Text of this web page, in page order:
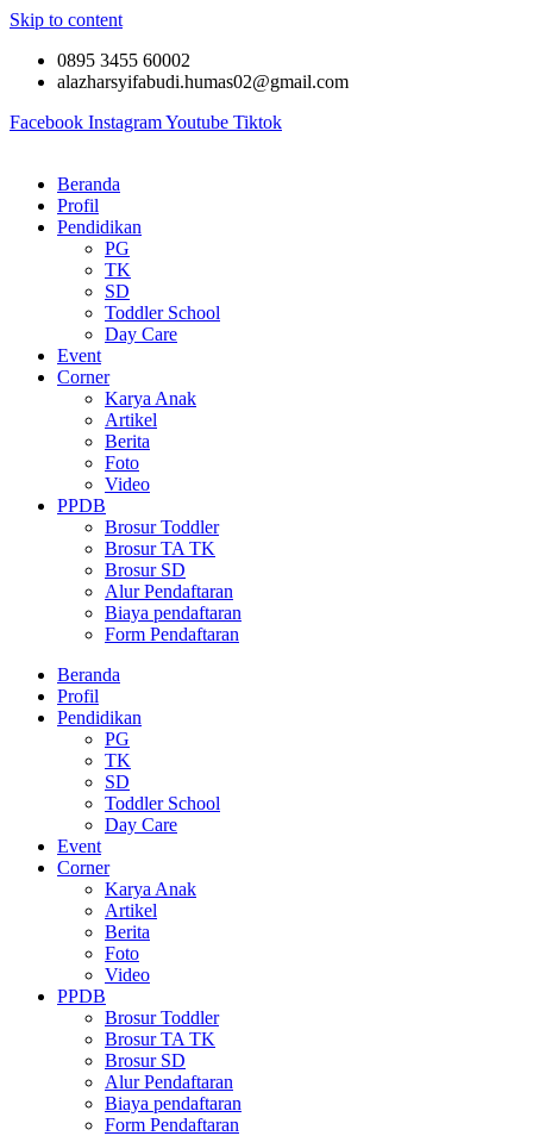
Skip to content
0895 3455 60002
alazharsyifabudi.humas02@gmail.com
Facebook InstagramYoutube Tiktok
Beranda
Profil
Pendidikan
PG
TK
SD
Toddler School
Day Care
Event
Corner
Karya Anak
Artikel
Berita
Foto
Video
PPDB
Brosur Toddler
Brosur TA TK
Brosur SD
Alur Pendaftaran
Biaya pendaftaran
Form Pendaftaran
Beranda
Profil
Pendidikan
PG
TK
SD
Toddler School
Day Care
Event
Corner
Karya Anak
Artikel
Berita
Foto
Video
PPDB
Brosur Toddler
Brosur TA TK
Brosur SD
Alur Pendaftaran
Biaya pendaftaran
Form Pendaftaran